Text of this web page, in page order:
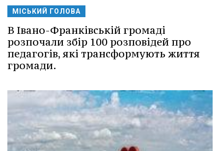
МІСЬКИЙ ГОЛОВА
В Івано-Франківській громаді
розпочали збір 100 розповідей про
педагогів, які трансформують життя
громади.